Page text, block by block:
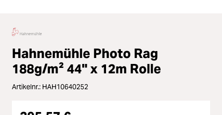
Loading...
Loading...
Licht & Studio
Loading...
Hahnemühle Photo Rag
188g/m² 44" x 12m Rolle
Artikelnr.: HAH10640252